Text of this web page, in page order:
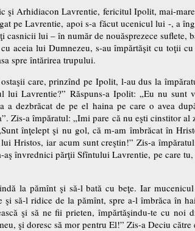
şi Arhidiacon Lavrentie, fericitul Ipolit, mai-
pe Lavrentie, apoi s-a făcut ucenicul lui -, a
casnicii lui – în număr de nouăsprezece suflete,
aceia lui Dumnezeu, s-au împărtăşit cu toţii
spre întărirea trupului.
care, prinzînd pe Ipolit, l-au dus la
Lavrentie?” Răspuns-a Ipolit: „Eu nu sunt
a dezbrăcat de pe el haina pe care o avea
Zis-a împăratul: „Imi pare că nu eşti cinstitor
înţelept şi nu gol, că m-am îmbrăcat în
Hristos, iar acum sunt creştin!” Zis-a
învrednici părţii Sfîntului Lavrentie, pe care
la pămînt şi să-l bată cu beţe. Iar
să-l ridice de la pămînt, spre a-l îmbrăca în
şi să ne fii prieten, împărtăşindu-te cu noi
şi doresc să mor pentru El!” Zis-a Deciu